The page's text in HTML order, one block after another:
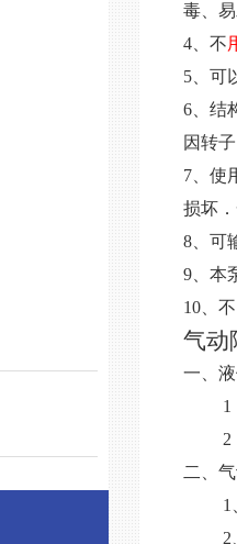
毒、
4、不
5、可
6、结
因转
7、使
损坏
8、可
9、本
10、
气动
一、
1
2
二、
1
2